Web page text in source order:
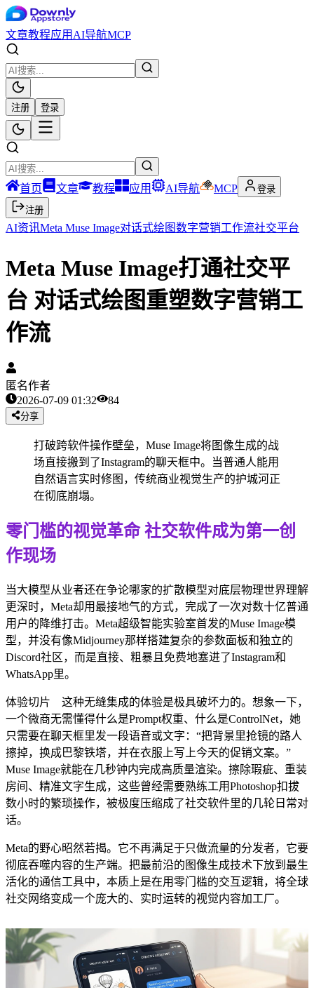
文章教程应用 AI导航MCP
注册 登录
首页 文章 教程 应用 AI导航 MCP
登录
注册
AI资讯Meta Muse Image对话式绘图数字营销工作流社交平台
Meta Muse Image打通社交平
台 对话式绘图重塑数字营销工
作流
匿名作者
2026-07-09 01:32
84
分享
打破跨软件操作壁垒，Muse Image将图像生成的战
场直接搬到了Instagram的聊天框中。当普通人能用
自然语言实时修图，传统商业视觉生产的护城河正
在彻底崩塌。
零门槛的视觉革命 社交软件成为第一创
作现场
当大模型从业者还在争论哪家的扩散模型对底层物理世界理解
更深时，Meta却用最接地气的方式，完成了一次对数十亿普通
用户的降维打击。Meta超级智能实验室首发的Muse Image模
型，并没有像Midjourney那样搭建复杂的参数面板和独立的
Discord社区，而是直接、粗暴且免费地塞进了Instagram和
WhatsApp里。
体验切片 这种无缝集成的体验是极具破坏力的。想象一下，
一个微商无需懂得什么是Prompt权重、什么是ControlNet，她
只需要在聊天框里发一段语音或文字：“把背景里抢镜的路人
擦掉，换成巴黎铁塔，并在衣服上写上今天的促销文案。”
Muse Image就能在几秒钟内完成高质量渲染。擦除瑕疵、重装
房间、精准文字生成，这些曾经需要熟练工用Photoshop扣拔
数小时的繁琐操作，被极度压缩成了社交软件里的几轮日常对
话。
Meta的野心昭然若揭。它不再满足于只做流量的分发者，它要
彻底吞噬内容的生产端。把最前沿的图像生成技术下放到最生
活化的通信工具中，本质上是在用零门槛的交互逻辑，将全球
社交网络变成一个庞大的、实时运转的视觉内容加工厂。